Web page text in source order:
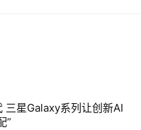
三星Galaxy系列让创新AI
”